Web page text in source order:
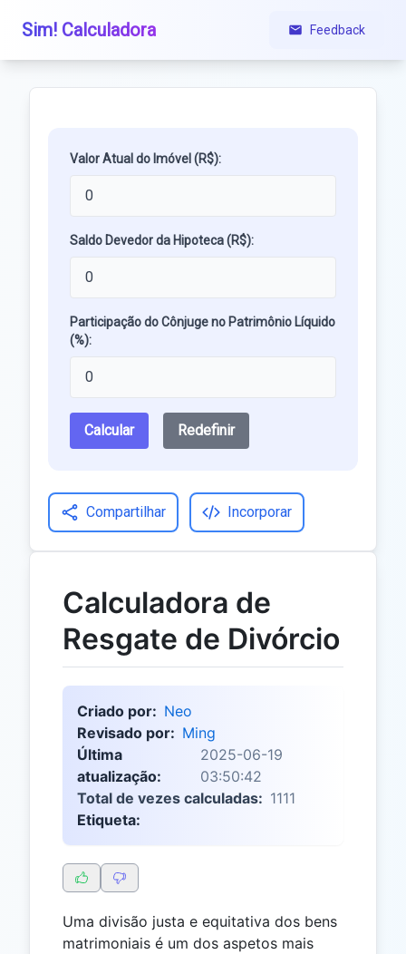
Sim! Calculadora Feedback
Valor Atual do Imóvel (R$):
Saldo Devedor da Hipoteca (R$):
Participação do Cônjuge no Patrimônio Líquido
(%):
Calcular Redefinir
Compartilhar Incorporar
Calculadora de
Resgate de Divórcio
Criado por: Neo
Revisado por: Ming
Última
atualização:
2025-06-19
03:50:42
Total de vezes calculadas: 1111
Etiqueta:
Uma divisão justa e equitativa dos bens
matrimoniais é um dos aspetos mais